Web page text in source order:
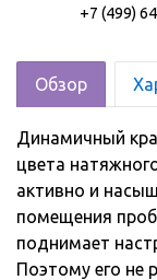
+7 (499)
Обзор
Динамичный
цвета
активно и
помещения
поднимает
Поэтому его не